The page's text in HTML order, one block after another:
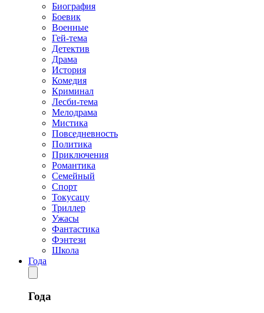
Биография
Боевик
Военные
Гей-тема
Детектив
Драма
История
Комедия
Криминал
Лесби-тема
Мелодрама
Мистика
Повседневность
Политика
Приключения
Романтика
Семейный
Спорт
Токусацу
Триллер
Ужасы
Фантастика
Фэнтези
Школа
Года
Года